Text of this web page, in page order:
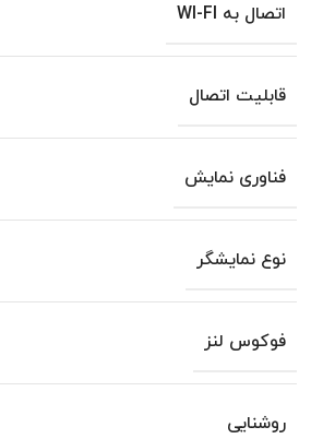
اتصال به WI-FI
قابلیت اتصال
فناوری نمایش
نوع نمایشگر
فوکوس لنز
روشنایی